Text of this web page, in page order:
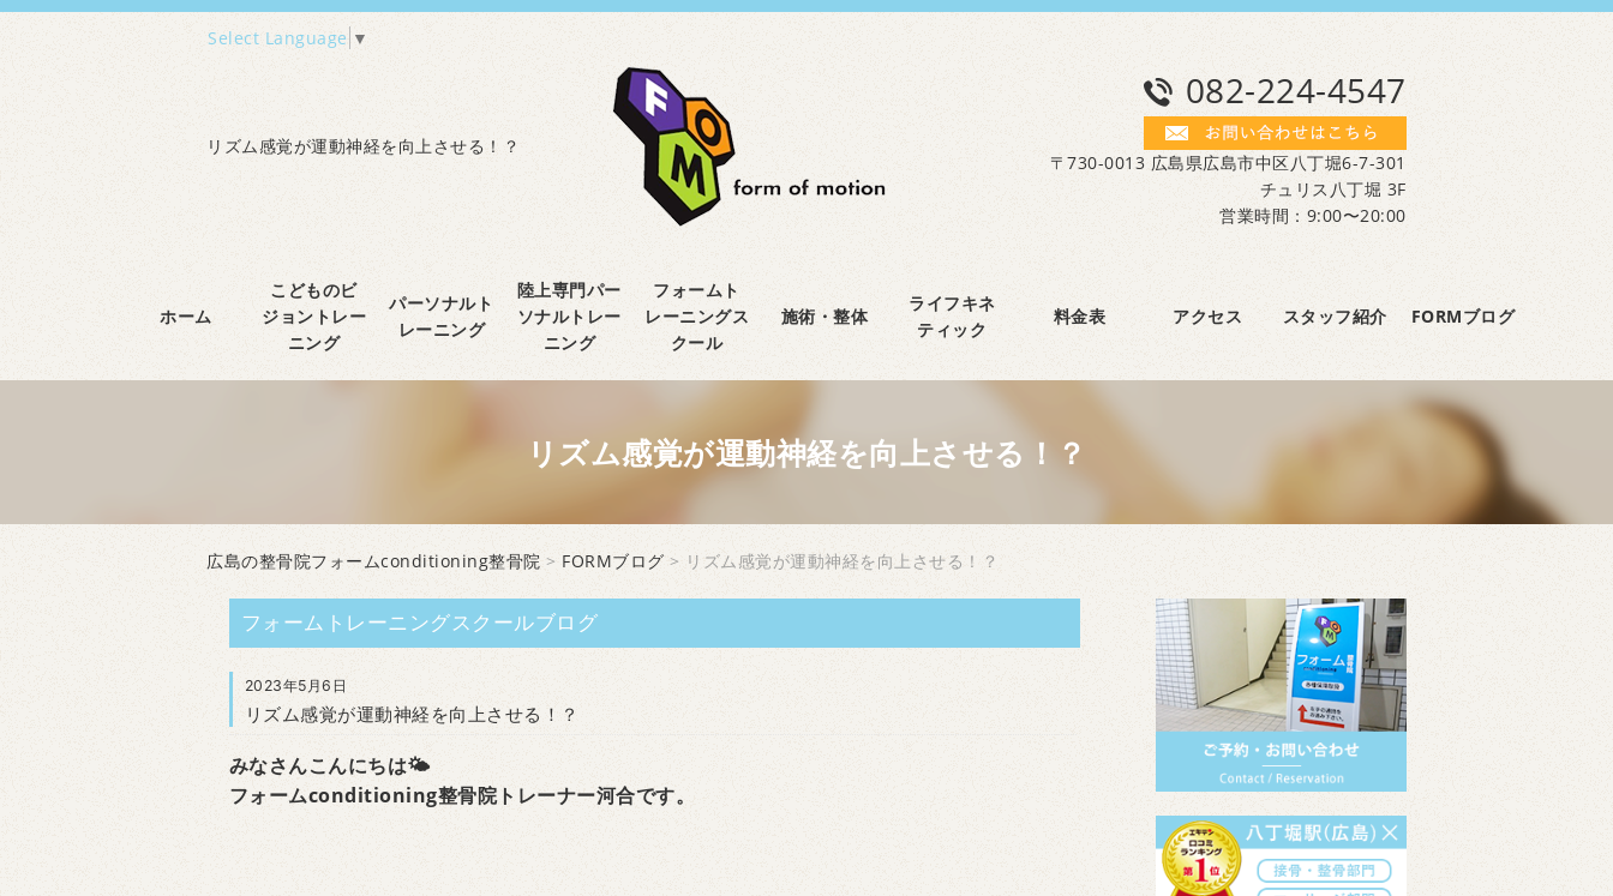
Select Language ▼
リズム感覚が運動神経を向上させる！？
082-224-4547
〒730-0013 広島県広島市中区八丁堀6-7-301
チュリス八丁堀 3F
営業時間：9:00〜20:00
ホーム
こどものビ
ジョントレー
ニング
パーソナルト
レーニング
陸上専門パー
ソナルトレー
ニング
フォームト
レーニングス
クール
施術・整体
ライフキネ
ティック
料金表 アクセス スタッフ紹介 FORMブログ
リズム感覚が運動神経を向上させる！？
広島の整骨院フォームconditioning整骨院 > FORMブログ > リズム感覚が運動神経を向上させる！？
フォームトレーニングスクールブログ
2023年5月6日
リズム感覚が運動神経を向上させる！？
みなさんこんにちは🌤
フォームconditioning整骨院トレーナー河合です。